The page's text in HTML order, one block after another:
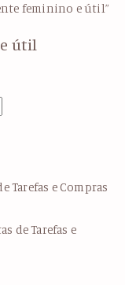
feminino e útil”
útil
de Tarefas e